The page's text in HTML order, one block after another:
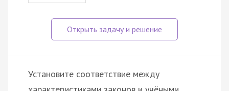
Установите соответствие между